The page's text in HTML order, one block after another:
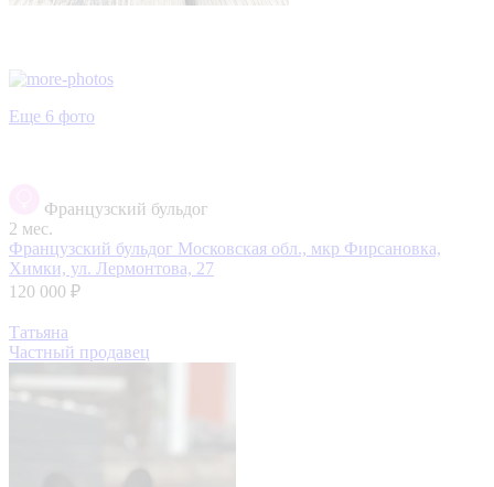
Еще 6 фото
Французский бульдог
2 мес.
Французский бульдог Московская обл., мкр Фирсановка,
Химки, ул. Лермонтова, 27
120 000 ₽
Татьяна
Частный продавец